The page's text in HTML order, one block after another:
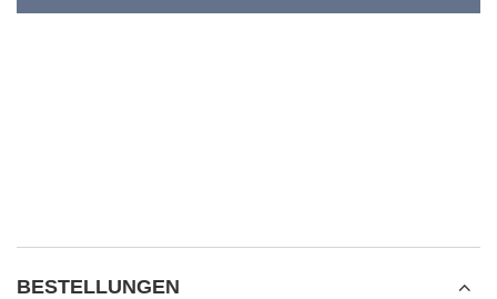
BESTELLUNGEN